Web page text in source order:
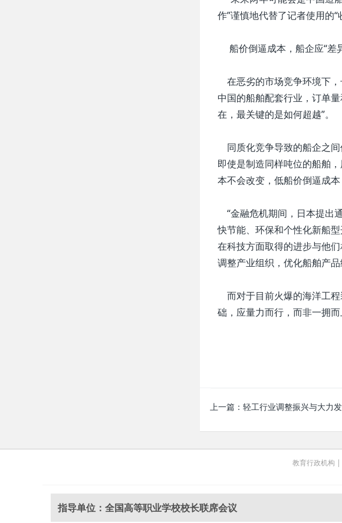
作”谨慎地代替了记者使用的“
船价倒逼成本，船企应“差
在恶劣的市场竞争环境下，
中国的船舶配套行业，订单
在，最关键的是如何超越”。
同质化竞争导致的船企之间
即使是制造同样吨位的船舶
本不会改变，低船价倒逼成
“金融危机期间，日本提出
快节能、环保和个性化新船
在科技方面取得的进步与他
调整产业组织，优化船舶产品
而对于目前火爆的海洋工
础，应量力而行，而非一拥而
上一篇： 轻工行业调整振兴与大力
教育行政机构 |
指导单位：全国高等职业学校校长联席会议